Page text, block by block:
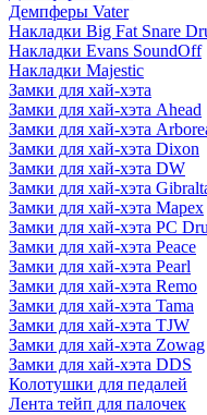
Демпферы Vater
Накладки Big Fat Snare
Накладки Evans SoundOff
Накладки Majestic
Замки для хай-хэта
Замки для хай-хэта Ahead
Замки для хай-хэта
Замки для хай-хэта Dixon
Замки для хай-хэта DW
Замки для хай-хэта
Замки для хай-хэта Mapex
Замки для хай-хэта PC
Замки для хай-хэта Peace
Замки для хай-хэта Pearl
Замки для хай-хэта Remo
Замки для хай-хэта Tama
Замки для хай-хэта TJW
Замки для хай-хэта Zowag
Замки для хай-хэта DDS
Колотушки для педалей
Лента тейп для палочек